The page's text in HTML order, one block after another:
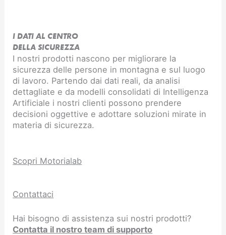
I DATI AL CENTRO
DELLA SICUREZZA
I nostri prodotti nascono per migliorare la
sicurezza delle persone in montagna e sul luogo
di lavoro. Partendo dai dati reali, da analisi
dettagliate e da modelli consolidati di Intelligenza
Artificiale i nostri clienti possono prendere
decisioni oggettive e adottare soluzioni mirate in
materia di sicurezza.
Scopri Motorialab
Contattaci
Hai bisogno di assistenza sui nostri prodotti?
Contatta il nostro team di supporto